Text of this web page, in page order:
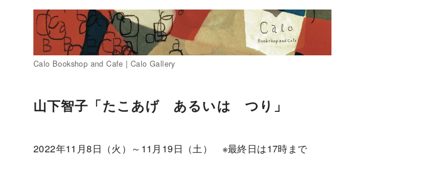
Calo Bookshop and Cafe | Calo Gallery
山下智子「たこあげ あるいは つり」
2022年11月8日（火）～11月19日（土） ※最終日は17時まで